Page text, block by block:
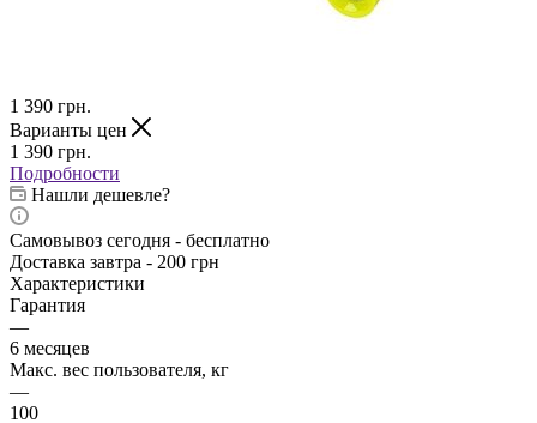
1 390 грн.
Варианты цен
1 390 грн.
Подробности
Нашли дешевле?
Самовывоз сегодня - бесплатно
Доставка завтра - 200 грн
Характеристики
Гарантия
—
6 месяцев
Макс. вес пользователя, кг
—
100